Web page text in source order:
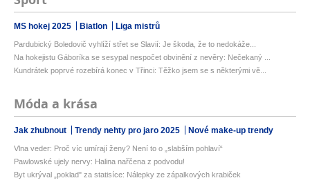
MS hokej 2025 Biatlon Liga mistrů
Pardubický Boledovič vyhlíží střet se Slavií: Je škoda, že to nedokáže...
Na hokejistu Gáboríka se sesypal nespočet obvinění z nevěry: Nečekaný ...
Kundrátek poprvé rozebírá konec v Třinci: Těžko jsem se s některými vě...
Móda a krása
Jak zhubnout Trendy nehty pro jaro 2025 Nové make-up trendy
Vlna veder: Proč víc umírají ženy? Není to o „slabším pohlaví“
Pawlowské ujely nervy: Halina nařčena z podvodu!
Byt ukrýval „poklad" za statisíce: Nálepky ze zápalkových krabiček